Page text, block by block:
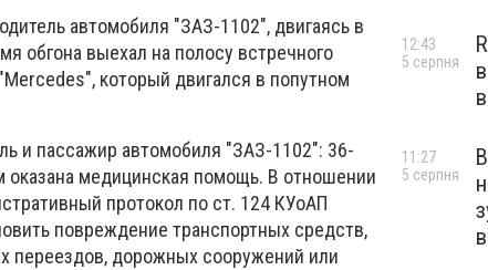
автомобиля "ЗАЗ-1102", двигаясь в
обгона выехал на полосу встречного
который двигался в попутном
и пассажир автомобиля "ЗАЗ-1102": 36-
медицинская помощь. В отношении
протокол по ст. 124 КУоАП
повреждение транспортных средств,
переездов, дорожных сооружений или
12:43
5 серпня
11:27
5 серпня